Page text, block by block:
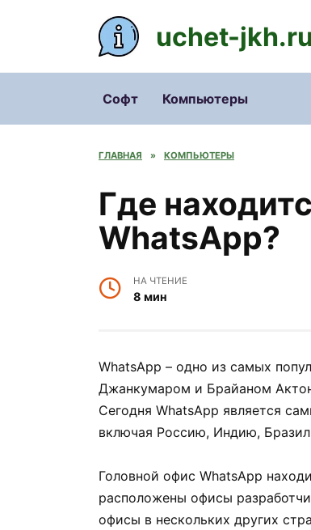
uchet-jkh.ru
Софт Компьютеры
ГЛАВНАЯ » КОМПЬЮТЕРЫ
Где
WhatsApp?
НА ЧТЕНИЕ
8 мин
WhatsApp – одно из самых
Джанкумаром и Брайаном
Сегодня WhatsApp является
включая Россию, Индию,
Головной офис WhatsApp
расположены офисы
офисы в нескольких других